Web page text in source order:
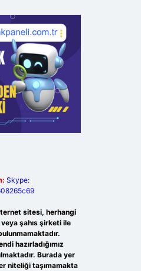
Skype:
sitesi, herhangi
şahıs şirketi ile
hazırladığımız
Burada yer
niteliği taşımamakta